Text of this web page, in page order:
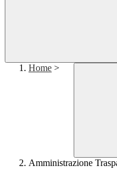
Home >
Amministrazione